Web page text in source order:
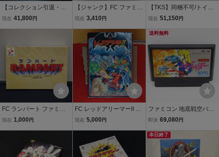
【コレクション引退・鬼
レア・動作確認済】ファ
量
現在 41,800 円
【ジャンク】FC ファミコ
ン 本体セット 8台 ファミ
現在 3,410 円
【TKS】同梱不可/トイキ
ン祭 FC/ファミリーコン
探検ゲーム スペランカー
後期版 カセット
現在 51,150 円
FC ランパート ファミコ
ン RAMPART コナミ 箱取
現在 1,000 円
FC レッドアリーマーII CA
PCOM ファミコン 箱取説
現在 5,000 円
送料無料
ファミコン 地底戦空バゾ
ルダー レトロ ソフト △W
即決 69,080 円
本日終了